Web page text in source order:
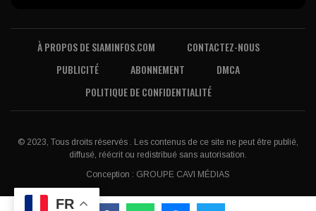
À PROPOS DE SIAMINFOS.COM
CONTACTEZ-NOUS
PUBLICITÉ
ABONNEMENT
DMCA
POLITIQUE DE CONFIDENTIALITÉ
© 2023, Tous droits réservés . Les contenus de ce site ne peut être publié,
diffusé, réécrit ou redistribué sans autorisation.
Conception : GROUPE CAVI MÉDIAS
FR